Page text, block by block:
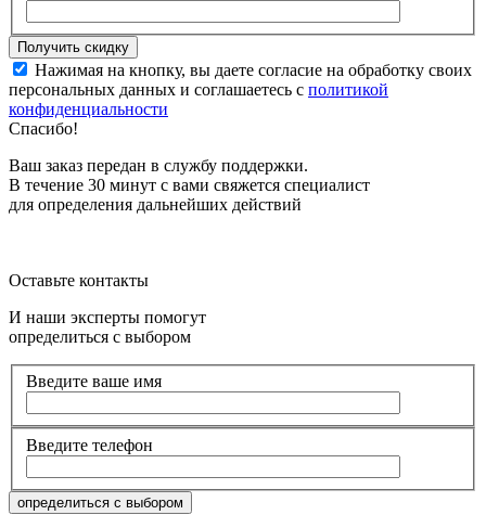
Нажимая на кнопку, вы даете согласие на обработку своих
персональных данных и соглашаетесь с политикой
конфиденциальности
Спасибо!
Ваш заказ передан в службу поддержки.
В течение 30 минут с вами свяжется специалист
для определения дальнейших действий
Оставьте контакты
И наши эксперты помогут
определиться с выбором
Введите ваше имя
Введите телефон